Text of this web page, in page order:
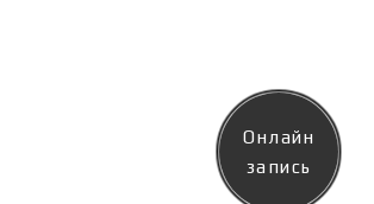
Онлайн
запись